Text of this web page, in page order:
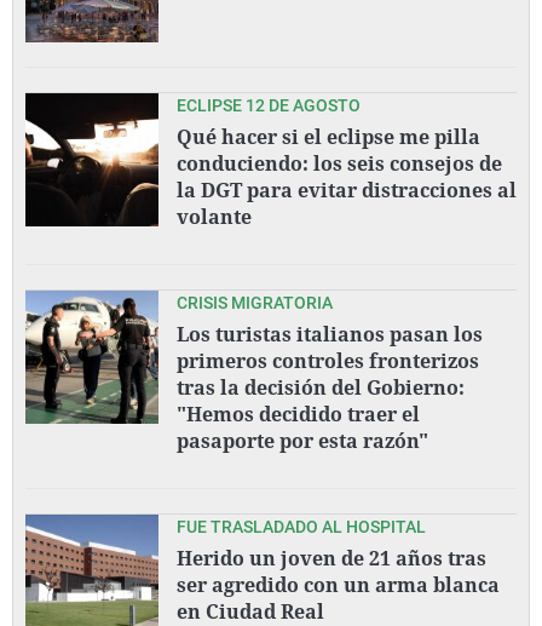
ECLIPSE 12 DE AGOSTO
Qué hacer si el eclipse me pilla
conduciendo: los seis consejos de
la DGT para evitar distracciones al
volante
CRISIS MIGRATORIA
Los turistas italianos pasan los
primeros controles fronterizos
tras la decisión del Gobierno:
"Hemos decidido traer el
pasaporte por esta razón"
FUE TRASLADADO AL HOSPITAL
Herido un joven de 21 años tras
ser agredido con un arma blanca
en Ciudad Real